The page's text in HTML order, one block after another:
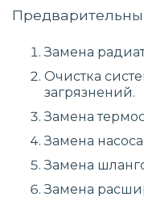
Замена
Очистка
загрязнений.
Замена
Замена
Замена
Замена